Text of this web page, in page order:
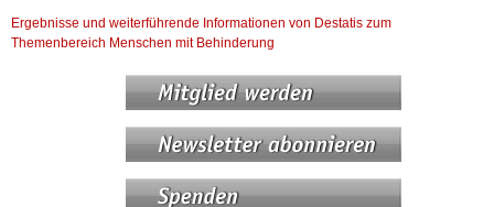
Ergebnisse und weiterführende Informationen von Destatis zum
Themenbereich Menschen mit Behinderung